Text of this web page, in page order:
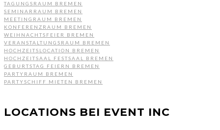
TAGUNGSRAUM BREMEN
SEMINARRAUM BREMEN
MEETINGRAUM BREMEN
KONFERENZRAUM BREMEN
WEIHNACHTSFEIER BREMEN
VERANSTALTUNGSRAUM BREMEN
HOCHZEITSLOCATION BREMEN
HOCHZEITSAAL FESTSAAL BREMEN
GEBURTSTAG FEIERN BREMEN
PARTYRAUM BREMEN
PARTYSCHIFF MIETEN BREMEN
LOCATIONS BEI EVENT INC